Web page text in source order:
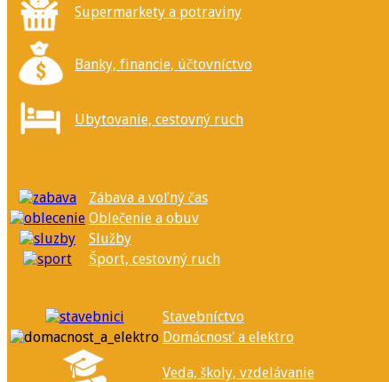
Supermarkety a potraviny
Banky, financie, účtovníctvo
Ubytovanie, cestovný ruch
Zábava a voľný čas
Oblečenie a obuv
Služby
Šport, cestovný ruch
Stavebníctvo
Domácnosť a elektro
Veda, školy, vzdelávanie